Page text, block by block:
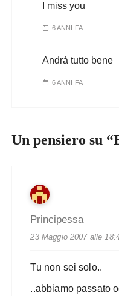
I miss you
6 ANNI FA
Andrà tutto bene
6 ANNI FA
Un pensiero su “
Principessa
23 Maggio 2007 alle
Tu non sei solo..
..abbiamo passato